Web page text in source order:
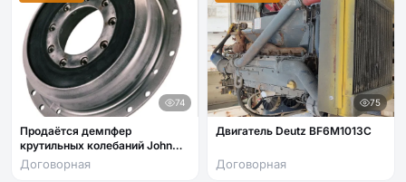
74
Продаётся демпфер
крутильных колебаний John
Deere TA20453
Договорная
75
Двигатель Deutz BF6M1013C
Договорная